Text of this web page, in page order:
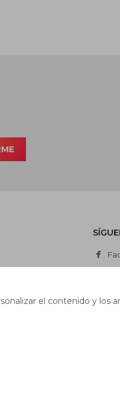
el contenido y los